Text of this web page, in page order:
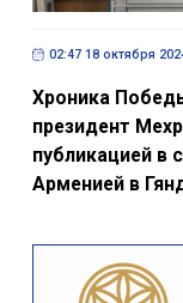
02:47 18 октября
Хроника
президент
публикацией в
Арменией в